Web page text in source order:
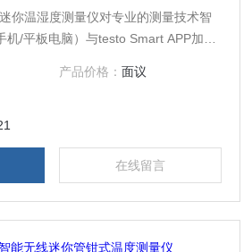
你温湿度测量仪对专业的测量技术智
机/平板电脑）与testo Smart APP加以
产品价格： 面议
在线留言